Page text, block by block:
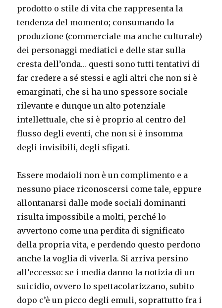
prodotto o stile di vita che rappresenta la
tendenza del momento; consumando la
produzione (commerciale ma anche culturale)
dei personaggi mediatici e delle star sulla
cresta dell’onda… questi sono tutti tentativi di
far credere a sé stessi e agli altri che non si è
emarginati, che si ha uno spessore sociale
rilevante e dunque un alto potenziale
intellettuale, che si è proprio al centro del
flusso degli eventi, che non si è insomma
degli invisibili, degli sfigati.
Essere modaioli non è un complimento e a
nessuno piace riconoscersi come tale, eppure
allontanarsi dalle mode sociali dominanti
risulta impossibile a molti, perché lo
avvertono come una perdita di significato
della propria vita, e perdendo questo perdono
anche la voglia di viverla. Si arriva persino
all’eccesso: se i media danno la notizia di un
suicidio, ovvero lo spettacolarizzano, subito
dopo c’è un picco degli emuli, soprattutto fra i